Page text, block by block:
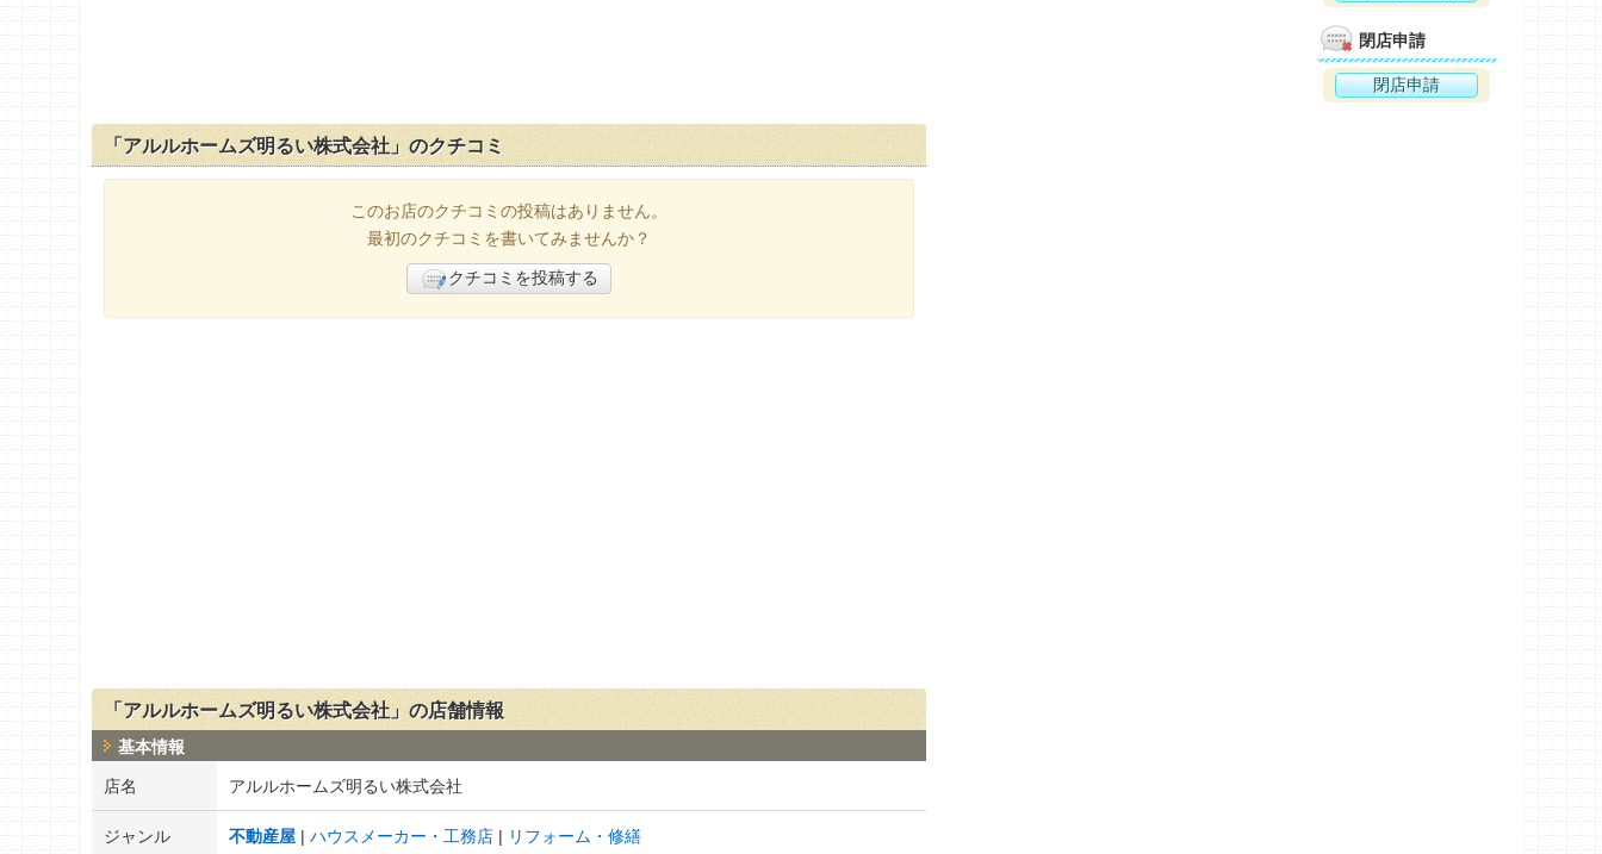
「アルルホームズ明るい株式会社」のクチコミ
このお店のクチコミの投稿はありません。
最初のクチコミを書いてみませんか？
クチコミを投稿する
「アルルホームズ明るい株式会社」の店舗情報
基本情報
店名 アルルホームズ明るい株式会社
ジャンル 不動産屋 ハウスメーカー・工務店 リフォーム・修繕
閉店申請
閉店申請